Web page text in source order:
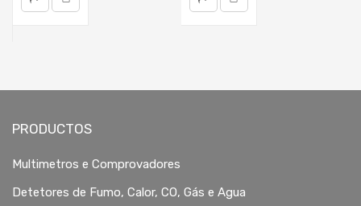
PRODUCTOS
Multimetros e Comprovadores
Detetores de Fumo, Calor, CO, Gás e Agua